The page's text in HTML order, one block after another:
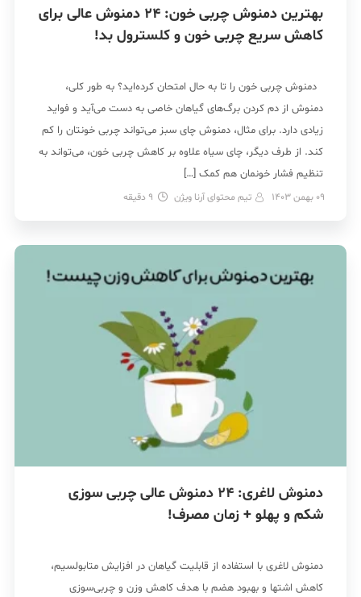
بهترین دمنوش چربی خون: 24 دمنوش عالی برای
کاهش سریع چربی خون و کلسترول بد!
دمنوش چربی خون را تا به حال امتحان کرده‌اید؟ به طور کلی،
دمنوش از دم کردن برگ‌های گیاهان خاصی به دست می‌آید و فواید
زیادی دارد. برای مثال، دمنوش چای سبز می‌تواند چربی خونتان را کم
کند. از طرف دیگر، چای سیاه علاوه بر کاهش چربی خون، می‌تواند به
تنظیم فشار خونمان هم کمک […]
09 بهمن 1403 تیم محتوای آرنا ویژن 9 دقیقه
دمنوش لاغری: 24 دمنوش عالی چربی سوزی
شکم و پهلو + زمان مصرف!
دمنوش لاغری با استفاده از قابلیت گیاهان در افزایش متابولسیم،
کاهش اشتها و بهبود هضم با هدف کاهش وزن و چربی‌سوزی